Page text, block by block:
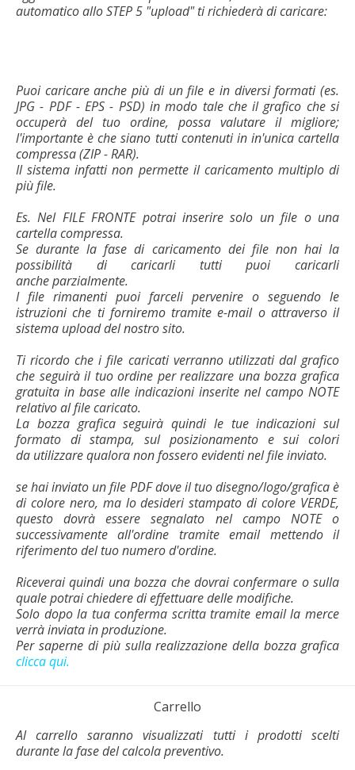
automatico allo STEP 5 "upload" ti richiederà di caricare:
Puoi caricare anche più di un file e in diversi formati (es.
JPG - PDF - EPS - PSD) in modo tale che il grafico che si
occuperà del tuo ordine, possa valutare il migliore;
l'importante è che siano tutti contenuti in in'unica cartella
compressa (ZIP - RAR).
Il sistema infatti non permette il caricamento multiplo di
più file.
Es. Nel FILE FRONTE potrai inserire solo un file o una
cartella compressa.
Se durante la fase di caricamento dei file non hai la
possibilità di caricarli tutti puoi caricarli
anche parzialmente.
I file rimanenti puoi farceli pervenire o seguendo le
istruzioni che ti forniremo tramite e-mail o attraverso il
sistema upload del nostro sito.
Ti ricordo che i file caricati verranno utilizzati dal grafico
che seguirà il tuo ordine per realizzare una bozza grafica
gratuita in base alle indicazioni inserite nel campo NOTE
relativo al file caricato.
La bozza grafica seguirà quindi le tue indicazioni sul
formato di stampa, sul posizionamento e sui colori
da utilizzare qualora non fossero evidenti nel file inviato.
se hai inviato un file PDF dove il tuo disegno/logo/grafica è
di colore nero, ma lo desideri stampato di colore VERDE,
questo dovrà essere segnalato nel campo NOTE o
successivamente all'ordine tramite email mettendo il
riferimento del tuo numero d'ordine.
Riceverai quindi una bozza che dovrai confermare o sulla
quale potrai chiedere di effettuare delle modifiche.
Solo dopo la tua conferma scritta tramite email la merce
verrà inviata in produzione.
Per saperne di più sulla realizzazione della bozza grafica
clicca qui.
Carrello
Al carrello saranno visualizzati tutti i prodotti scelti
durante la fase del calcola preventivo.